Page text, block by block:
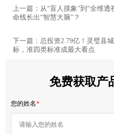
上一篇：从“盲人摸象”到“全维
命线长出“智慧大脑”？
下一篇：总投资2.79亿！灵璧县
标，准四类标准成最大看点
免费获取产
您的姓名*